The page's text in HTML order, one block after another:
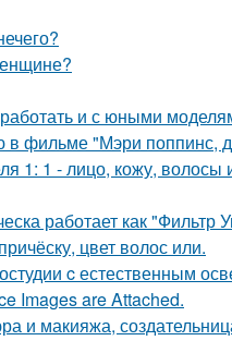
и с юными
в фильме "Мэри поппинс,
1: 1 - лицо, кожу, волосы
работает как "Фильтр
цвет волос или.
c естественным
Images are Attached.
и макияжа,